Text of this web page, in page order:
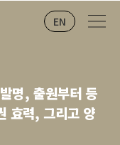
EN
명, 출원부터 등
효력, 그리고 양